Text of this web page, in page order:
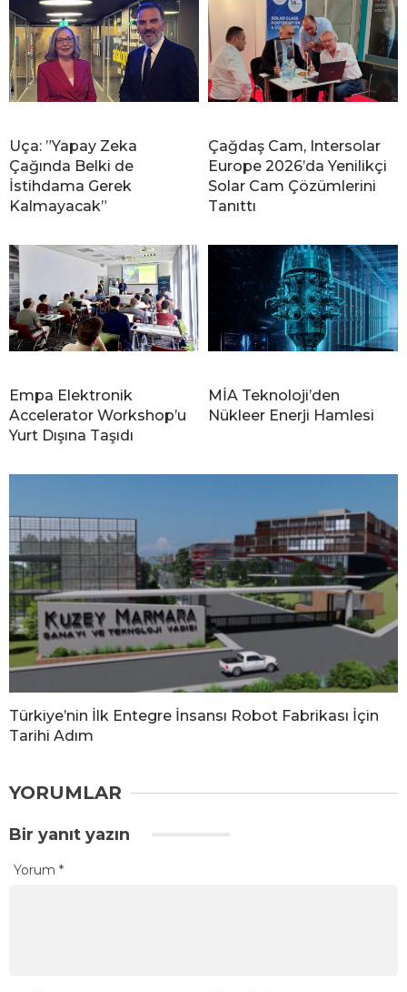
Uça: ”Yapay Zeka
Çağında Belki de
İstihdama Gerek
Kalmayacak”
Çağdaş Cam, Intersolar
Europe 2026’da Yenilikçi
Solar Cam Çözümlerini
Tanıttı
Empa Elektronik
Accelerator Workshop’u
Yurt Dışına Taşıdı
MİA Teknoloji’den
Nükleer Enerji Hamlesi
Türkiye’nin İlk Entegre İnsansı Robot Fabrikası İçin
Tarihi Adım
YORUMLAR
Bir yanıt yazın
Yorum *